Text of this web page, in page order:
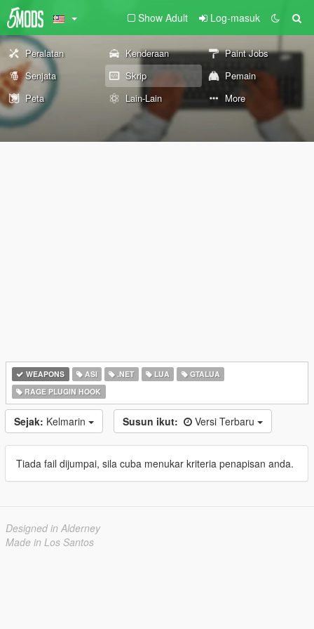
Show Adult Log-masuk
Peralatan Kenderaan
Paint Jobs
Senjata
Skrip
Pemain
Peta
Lain-Lain More
WEAPONS ASI .NET LUA
GTALUA
RAGE PLUGIN HOOK
Sejak: Kelmarin Susun ikut: Versi Terbaru
Tiada fail dijumpai, sila cuba menukar kriteria penapisan anda.
Designed in Alderney
Made in Los Santos